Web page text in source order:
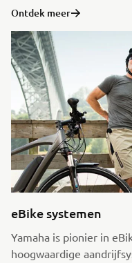
Ontdek meer
eBike systemen
Yamaha is pionier in
hoogwaardige